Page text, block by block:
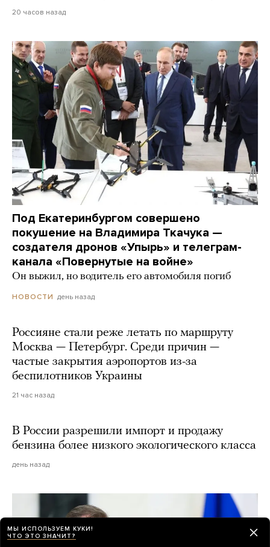
20 часов назад
Под Екатеринбургом совершено
покушение на Владимира Ткачука —
создателя дронов «Упырь» и телеграм-
канала «Повернутые на войне»
Он выжил, но водитель его автомобиля погиб
НОВОСТИ день назад
Россияне стали реже летать по маршруту
Москва — Петербург. Среди причин —
частые закрытия аэропортов из-за
беспилотников Украины
21 час назад
В России разрешили импорт и продажу
бензина более низкого экологического класса
день назад
МЫ ИСПОЛЬЗУЕМ КУКИ!
ЧТО ЭТО ЗНАЧИТ?